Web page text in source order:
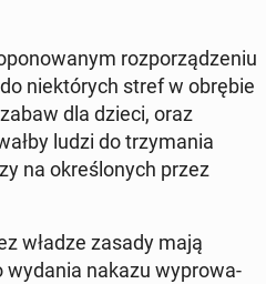
roz­po­rzą­dze­niu
nie­któ­rych stref w obrębie
dla dzieci, oraz
ludzi do trzy­ma­nia
na okre­ślo­nych przez
władze zasady mają
wydania nakazu wy­pro­wa­